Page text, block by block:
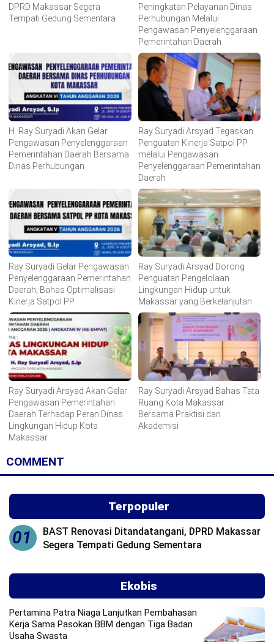
DPRD Makassar Segera
Tempati Gedung Sementara
Peningkatan Pelayanan Dinas
Perhubungan Melalui
Pengawasan Penyelenggaraan
Pemerintahan Daerah
H. Ray Suryadi Akan Gelar
Pengawasan Penyelenggaraan
Pemerintahan Daerah Bersama
Dinas Perhubungan
Ray Suryadi Arsyad Tegaskan
Penguatan Kinerja Satpol PP
melalui Pengawasan
Penyelenggaraan Pemerintahan
Daerah
Ray Suryadi Gelar Pengawasan
Penyelenggaraan Pemerintahan
Daerah, Bahas Optimalisasi
Kinerja Satpol PP
Ray Suryadi Arsyad Dorong
Penguatan Pengelolaan
Lingkungan Hidup untuk
Makassar yang Berkelanjutan
Ray Suryadi Arsyad Akan Gelar
Pengawasan Pemerintahan
Daerah Terhadap Peran Dinas
Lingkungan Hidup Kota
Makassar
Ray Suryadi Arsyad Bahas Tata
Ruang Kota Makassar
Bersama Praktisi dan
Akademisi
COMMENT
Terpopuler
01
BAST Renovasi Ditandatangani, DPRD Makassar
Segera Tempati Gedung Sementara
Ekobis
Pertamina Patra Niaga Lanjutkan Pembahasan
Kerja Sama Pasokan BBM dengan Tiga Badan
Usaha Swasta